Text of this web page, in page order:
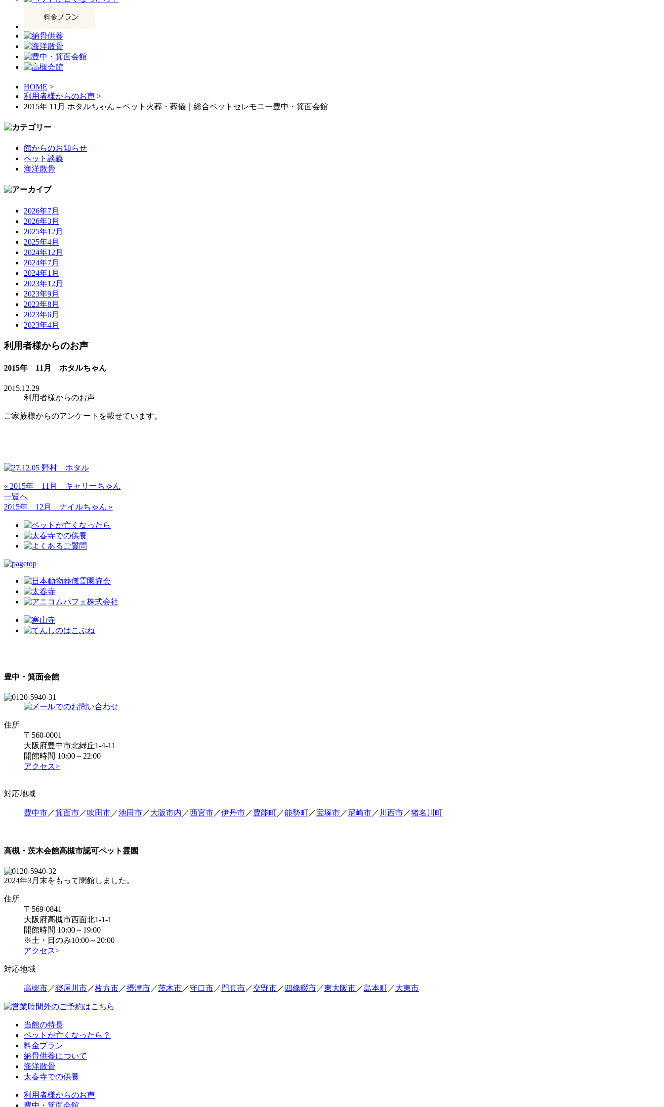
HOME >
利用者様からのお声 >
2015年 11月 ホタルちゃん – ペット火葬・葬儀｜総合ペットセレモニー豊中・箕面会館
館からのお知らせ
ペット談義
海洋散骨
2026年7月
2026年3月
2025年12月
2025年4月
2024年12月
2024年7月
2024年1月
2023年12月
2023年9月
2023年8月
2023年6月
2023年4月
利用者様からのお声
2015年 11月 ホタルちゃん
2015.12.29
利用者様からのお声
ご家族様からのアンケートを載せています。
« 2015年 11月 キャリーちゃん
一覧へ
2015年 12月 ナイルちゃん »
豊中・箕面会館
住所
〒560-0001
大阪府豊中市北緑丘1-4-11
開館時間 10:00～22:00
アクセス>
対応地域
豊中市／箕面市／吹田市／池田市／大阪市内 ／西宮市／伊丹市／豊能町／能勢町／宝塚市／ 尼崎市／ 川西市／猪名川町
高槻・茨木会館高槻市認可ペット霊園
2024年3月末をもって閉館しました。
住所
〒569-0841
大阪府高槻市西面北1-1-1
開館時間 10:00～19:00
※土・日のみ10:00～20:00
アクセス>
対応地域
高槻市／寝屋川市／枚方市／摂津市／茨木市／守口市／ 門真市／交野市／ 四條畷市／東大阪市／島本町／大東市
当館の特長
ペットが亡くなったら？
料金プラン
納骨供養について
海洋散骨
太春寺での供養
利用者様からのお声
豊中・箕面会館